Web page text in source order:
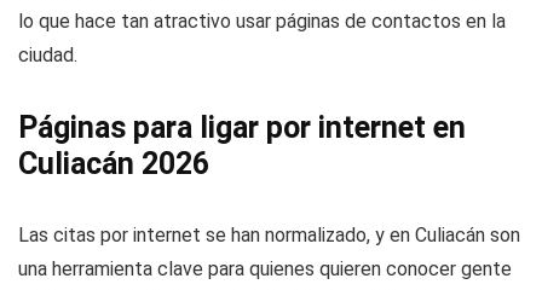
lo que hace tan atractivo usar páginas de contactos en la
ciudad.
Páginas para ligar por internet en
Culiacán 2026
Las citas por internet se han normalizado, y en Culiacán son
una herramienta clave para quienes quieren conocer gente